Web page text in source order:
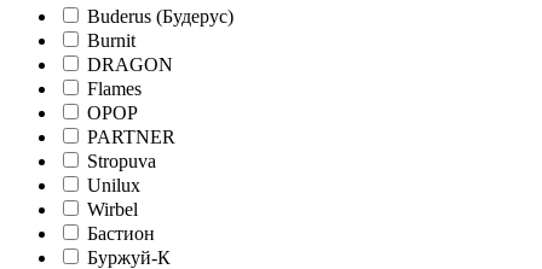
Buderus (Будерус)
Burnit
DRAGON
Flames
OPOP
PARTNER
Stropuva
Unilux
Wirbel
Бастион
Буржуй-К